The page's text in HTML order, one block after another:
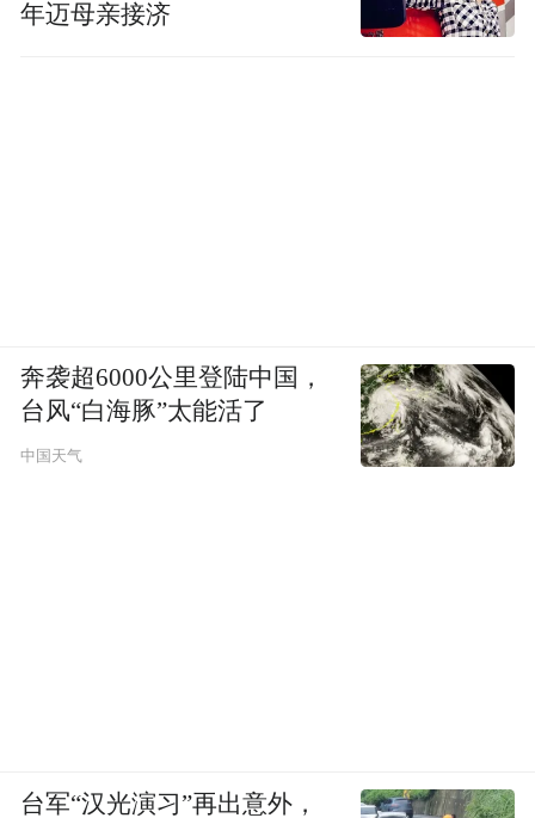
年迈母亲接济
奔袭超6000公里登陆中国，
台风“白海豚”太能活了
中国天气
台军“汉光演习”再出意外，